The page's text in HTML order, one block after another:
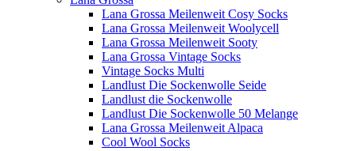
Lana Grossa Meilenweit Cosy Socks
Lana Grossa Meilenweit Woolycell
Lana Grossa Meilenweit Sooty
Lana Grossa Vintage Socks
Vintage Socks Multi
Landlust Die Sockenwolle Seide
Landlust die Sockenwolle
Landlust Die Sockenwolle 50 Melange
Lana Grossa Meilenweit Alpaca
Cool Wool Socks